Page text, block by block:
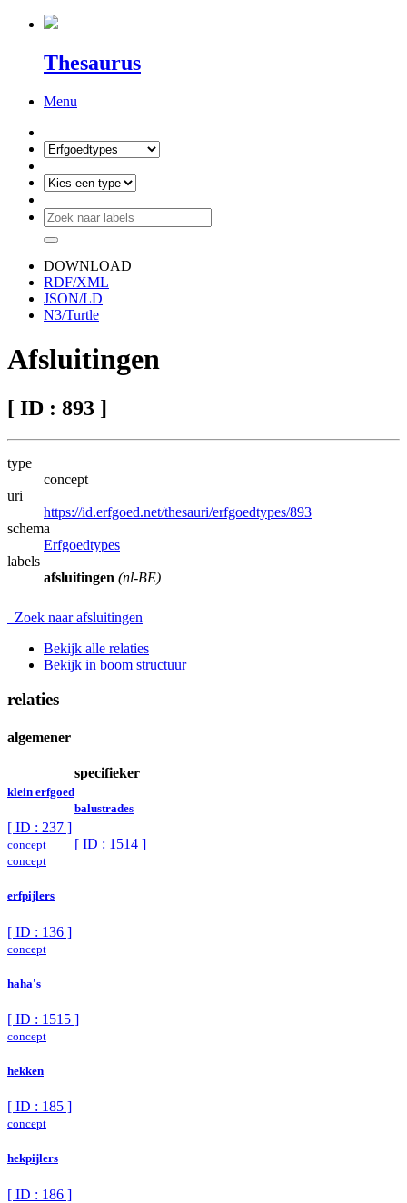
Thesaurus
Menu
DOWNLOAD
RDF/XML
JSON/LD
N3/Turtle
Afsluitingen
[ ID : 893 ]
type
concept
uri
https://id.erfgoed.net/thesauri/erfgoedtypes/893
schema
Erfgoedtypes
labels
afsluitingen (nl-BE)
Zoek naar afsluitingen
Bekijk alle relaties
Bekijk in boom structuur
relaties
algemener
klein erfgoed
[ ID : 237 ]
concept
specifieker
balustrades
[ ID : 1514 ]
concept
erfpijlers
[ ID : 136 ]
concept
haha's
[ ID : 1515 ]
concept
hekken
[ ID : 185 ]
concept
hekpijlers
[ ID : 186 ]